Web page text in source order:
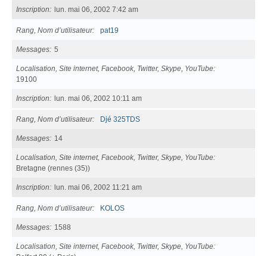
Inscription lun. mai 06, 2002 7:42 am
Rang, Nom d’utilisateur pat19
Messages 5
Localisation, Site internet, Facebook, Twitter, Skype, YouTube
19100
Inscription lun. mai 06, 2002 10:11 am
Rang, Nom d’utilisateur Djé 325TDS
Messages 14
Localisation, Site internet, Facebook, Twitter, Skype, YouTube
Bretagne (rennes (35))
Inscription lun. mai 06, 2002 11:21 am
Rang, Nom d’utilisateur KOLOS
Messages 1588
Localisation, Site internet, Facebook, Twitter, Skype, YouTube